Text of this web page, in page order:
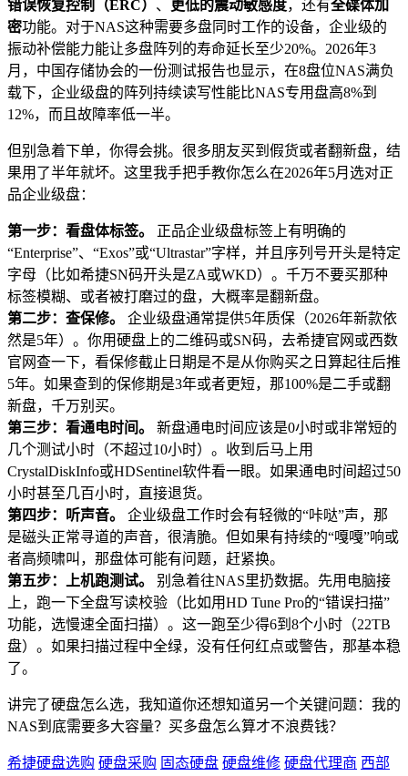
错误恢复控制（ERC） 、 更低的震动敏感度，还有全碟体加
密功能。对于NAS这种需要多盘同时工作的设备，企业级的
振动补偿能力能让多盘阵列的寿命延长至少20%。2026年3
月，中国存储协会的一份测试报告也显示，在8盘位NAS满负
载下，企业级盘的阵列持续读写性能比NAS专用盘高8%到
12%，而且故障率低一半。
但别急着下单，你得会挑。很多朋友买到假货或者翻新盘，结
果用了半年就坏。这里我手把手教你怎么在2026年5月选对正
品企业级盘：
第一步：看盘体标签。
正品企业级盘标签上有明确的
“Enterprise”、“Exos”或“Ultrastar”字样，并且序列号开头是特定
字母（比如希捷SN码开头是ZA或WKD）。千万不要买那种
标签模糊、或者被打磨过的盘，大概率是翻新盘。
第二步：查保修。
企业级盘通常提供5年质保（2026年新款依
然是5年）。你用硬盘上的二维码或SN码，去希捷官网或西数
官网查一下，看保修截止日期是不是从你购买之日算起往后推
5年。如果查到的保修期是3年或者更短，那100%是二手或翻
新盘，千万别买。
第三步：看通电时间。
新盘通电时间应该是0小时或非常短的
几个测试小时（不超过10小时）。收到后马上用
CrystalDiskInfo或HDSentinel软件看一眼。如果通电时间超过50
小时甚至几百小时，直接退货。
第四步：听声音。
企业级盘工作时会有轻微的“咔哒”声，那
是磁头正常寻道的声音，很清脆。但如果有持续的“嘎嘎”响或
者高频啸叫，那盘体可能有问题，赶紧换。
第五步：上机跑测试。
别急着往NAS里扔数据。先用电脑接
上，跑一下全盘写读校验（比如用HD Tune Pro的“错误扫描”
功能，选慢速全面扫描）。这一跑至少得6到8个小时（22TB
盘）。如果扫描过程中全绿，没有任何红点或警告，那基本稳
了。
讲完了硬盘怎么选，我知道你还想知道另一个关键问题：我的
NAS到底需要多大容量？买多盘怎么算才不浪费钱？
希捷硬盘选购 硬盘采购 固态硬盘 硬盘维修 硬盘代理商 西部